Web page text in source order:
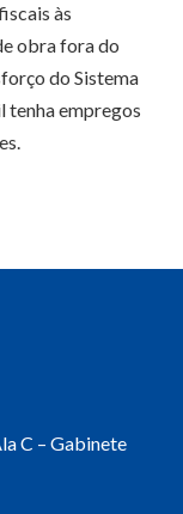
às
obra fora do
do Sistema
tenha empregos
C – Gabinete